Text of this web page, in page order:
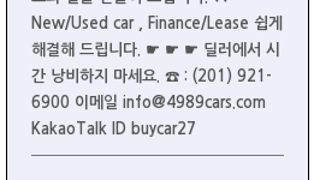
New/Used car , Finance/Lease 쉽게
해결해 드립니다. ☛ ☛ ☛ 딜러에서 시
간 낭비하지 마세요. ☎ : (201) 921-
6900 이메일 info@4989cars.com
KakaoTalk ID buycar27